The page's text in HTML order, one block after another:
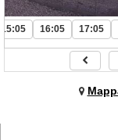
15:05 16:05 17:05